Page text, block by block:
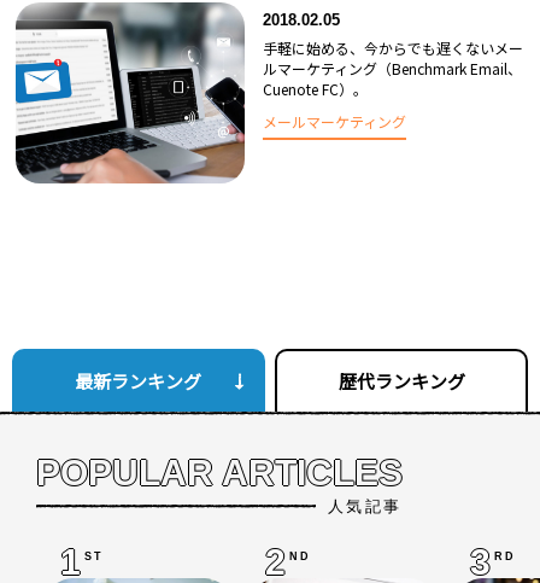
2018.02.05
手軽に始める、今からでも遅くないメー
ルマーケティング（Benchmark Email、
Cuenote FC）。
メールマーケティング
最新ランキング 歴代ランキング
POPULAR ARTICLES
人気記事
1 ST 2 ND 3 RD